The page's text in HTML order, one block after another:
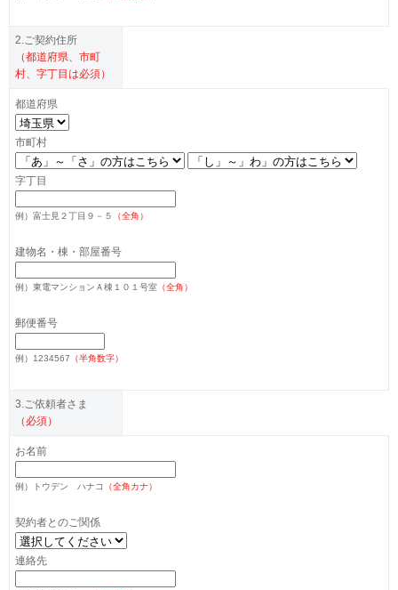
2.ご契約住所
（都道府県、市町
村、字丁目は必須）
都道府県
市町村
字丁目
例） 富士見２丁目９－５ （全角）
建物名・棟・部屋番号
例） 東電マンションＡ棟１０１号室 （全角）
郵便番号
例） 1234567 （半角数字）
3.ご依頼者さま
（必須）
お名前
例） トウデン ハナコ （全角カナ）
契約者とのご関係
連絡先